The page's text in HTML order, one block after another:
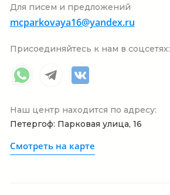
Для писем и предложений
mcparkovaya16@yandex.ru
Присоединяйтесь к нам в соцсетях:
Наш центр находится по адресу:
Петергоф: Парковая улица, 16
Смотреть на карте